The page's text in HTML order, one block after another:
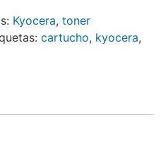
Kyocera, toner
cartucho, kyocera,